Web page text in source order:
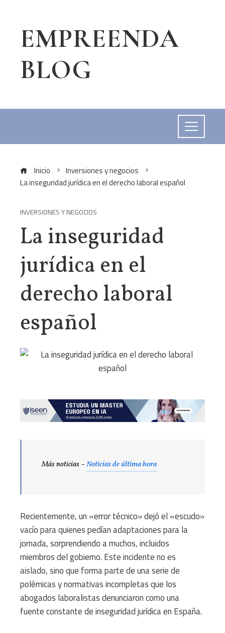
EMPREENDA
BLOG
Inicio
Inversiones y negocios
La inseguridad jurídica en el derecho laboral español
INVERSIONES Y NEGOCIOS
La inseguridad
jurídica en el
derecho laboral
español
Más noticias –Noticias de última hora
Recientemente, un «error técnico» dejó el «escudo»
vacío para quienes pedían adaptaciones para la
jornada, sorprendiendo a muchos, incluidos
miembros del gobierno. Este incidente no es
aislado, sino que forma parte de una serie de
polémicas y normativas incompletas que los
abogados laboralistas denunciaron como una
fuente constante de inseguridad jurídica en España.